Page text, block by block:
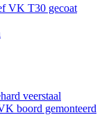
VK T30 gecoat
veerstaal
boord gemonteerd